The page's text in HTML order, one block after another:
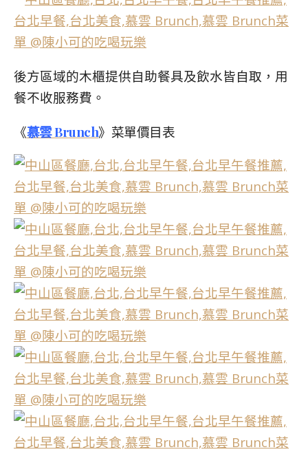
後方區域的木櫃提供自助餐具及飲水皆自取，用
餐不收服務費。
《慕雲 Brunch》菜單價目表